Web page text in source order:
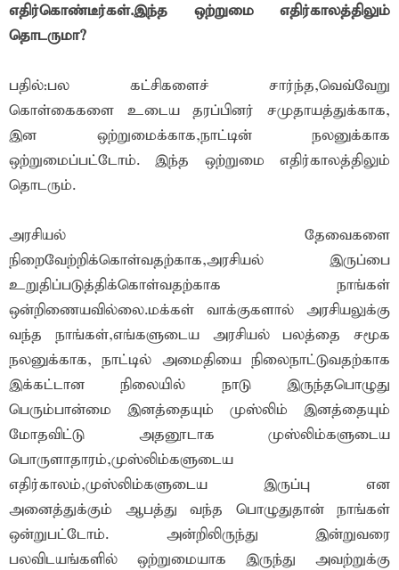
எதிர்கொண்டீர்கள்.இந்த ஒற்றுமை எதிர்காலத்திலும்
தொடருமா?
பதில்:பல கட்சிகளைச் சார்ந்த,வெவ்வேறு
கொள்கைகளை உடைய தரப்பினர் சமுதாயத்துக்காக,
இன ஒற்றுமைக்காக,நாட்டின் நலனுக்காக
ஒற்றுமைப்பட்டோம். இந்த ஒற்றுமை எதிர்காலத்திலும்
தொடரும்.
அரசியல் தேவைகளை
நிறைவேற்றிக்கொள்வதற்காக,அரசியல் இருப்பை
உறுதிப்படுத்திக்கொள்வதற்காக நாங்கள்
ஒன்றிணையவில்லை.மக்கள் வாக்குகளால் அரசியலுக்கு
வந்த நாங்கள்,எங்களுடைய அரசியல் பலத்தை சமூக
நலனுக்காக, நாட்டில் அமைதியை நிலைநாட்டுவதற்காக
இக்கட்டான நிலையில் நாடு இருந்தபொழுது
பெரும்பான்மை இனத்தையும் முஸ்லிம் இனத்தையும்
மோதவிட்டு அதனூடாக முஸ்லிம்களுடைய
பொருளாதாரம்,முஸ்லிம்களுடைய
எதிர்காலம்,முஸ்லிம்களுடைய இருப்பு என
அனைத்துக்கும் ஆபத்து வந்த பொழுதுதான் நாங்கள்
ஒன்றுபட்டோம். அன்றிலிருந்து இன்றுவரை
பலவிடயங்களில் ஒற்றுமையாக இருந்து அவற்றுக்கு